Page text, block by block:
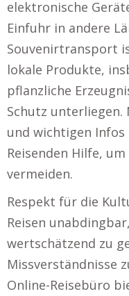
elektronische
Einfuhr in andere
Souvenirtransport
lokale Produkte,
pflanzliche
Schutz
und wichtigen
Reisenden Hilfe,
vermeiden.
Respekt für die
Reisen
wertschätzend zu
Missverständnisse
Online-Reisebüro